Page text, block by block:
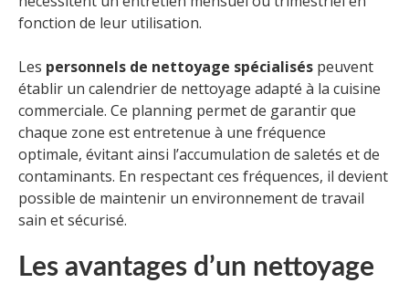
fonction de leur utilisation.
Les personnels de nettoyage spécialisés peuvent
établir un calendrier de nettoyage adapté à la cuisine
commerciale. Ce planning permet de garantir que
chaque zone est entretenue à une fréquence
optimale, évitant ainsi l’accumulation de saletés et de
contaminants. En respectant ces fréquences, il devient
possible de maintenir un environnement de travail
sain et sécurisé.
Les avantages d’un nettoyage